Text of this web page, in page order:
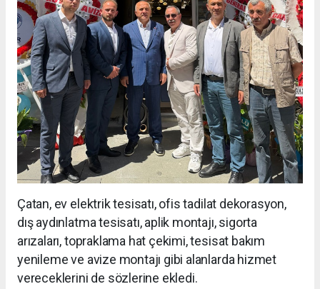
Çatan, ev elektrik tesisatı, ofis tadilat dekorasyon,
dış aydınlatma tesisatı, aplik montajı, sigorta
arızaları, topraklama hat çekimi, tesisat bakım
yenileme ve avize montajı gibi alanlarda hizmet
vereceklerini de sözlerine ekledi.